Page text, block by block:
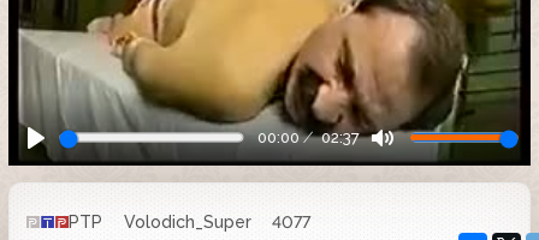
00:00 02:37
РТР Volodich_Super
4077